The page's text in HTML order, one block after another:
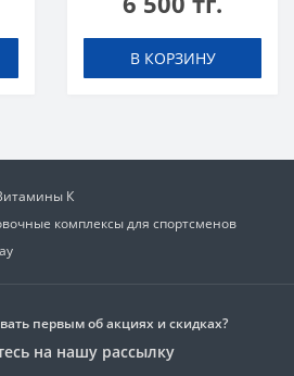
В КОРЗИНУ
К
комплексы для спортсменов
первым об акциях и скидках?
на нашу рассылку